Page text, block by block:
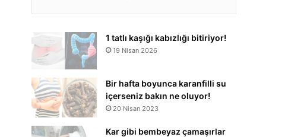
1 tatlı kaşığı kabızlığı bitiriyor!
19 Nisan 2026
Bir hafta boyunca karanfilli su
içerseniz bakın ne oluyor!
20 Nisan 2023
Kar gibi bembeyaz çamaşırlar